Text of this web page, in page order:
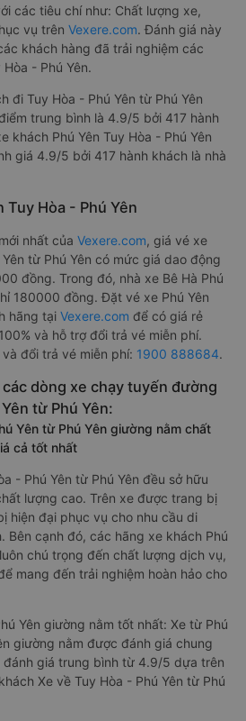
các tiêu chí như: Chất lượng xe,
vụ trên Vexere.com. Đánh giá này
khách hàng đã trải nghiệm các
- Phú Yên.
đi Tuy Hòa - Phú Yên từ Phú Yên
trung bình là 4.9/5 bởi 417 hành
khách Phú Yên Tuy Hòa - Phú Yên
giá 4.9/5 bởi 417 hành khách là nhà
Tuy Hòa - Phú Yên
nhất của Vexere.com, giá vé xe
từ Phú Yên có mức giá dao động
đồng. Trong đó, nhà xe Bê Hà Phú
180000 đồng. Đặt vé xe Phú Yên
hãng tại Vexere.com để có giá rẻ
và hỗ trợ đổi trả vé miễn phí.
đổi trả vé miễn phí: 1900 888684.
dòng xe chạy tuyến đường
từ Phú Yên:
Yên từ Phú Yên giường nằm chất
cả tốt nhất
- Phú Yên từ Phú Yên đều sở hữu
lượng cao. Trên xe được trang bị
hiện đại phục vụ cho nhu cầu di
Bên cạnh đó, các hãng xe khách Phú
chú trọng đến chất lượng dịch vụ,
mang đến trải nghiệm hoàn hảo cho
Yên giường nằm tốt nhất: Xe từ Phú
giường nằm được đánh giá chung
giá trung bình từ 4.9/5 dựa trên
Xe về Tuy Hòa - Phú Yên từ Phú